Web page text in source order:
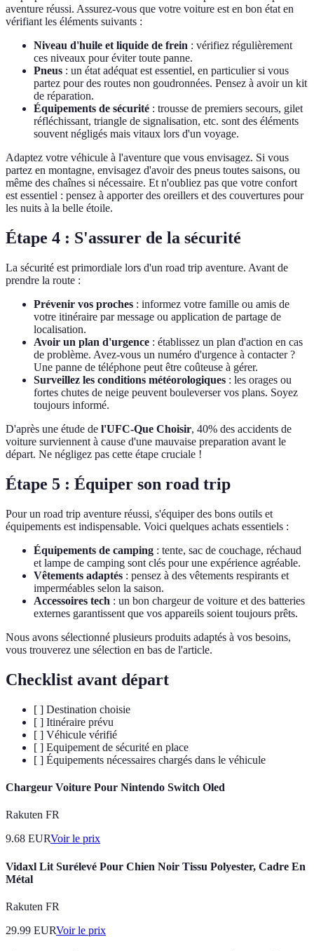
aventure réussi. Assurez-vous que votre voiture est en bon état en
vérifiant les éléments suivants :
Niveau d'huile et liquide de frein : vérifiez régulièrement
ces niveaux pour éviter toute panne.
Pneus : un état adéquat est essentiel, en particulier si vous
partez pour des routes non goudronnées. Pensez à avoir un kit
de réparation.
Équipements de sécurité : trousse de premiers secours, gilet
réfléchissant, triangle de signalisation, etc. sont des éléments
souvent négligés mais vitaux lors d'un voyage.
Adaptez votre véhicule à l'aventure que vous envisagez. Si vous
partez en montagne, envisagez d'avoir des pneus toutes saisons, ou
même des chaînes si nécessaire. Et n'oubliez pas que votre confort
est essentiel : pensez à apporter des oreillers et des couvertures pour
les nuits à la belle étoile.
Étape 4 : S'assurer de la sécurité
La sécurité est primordiale lors d'un road trip aventure. Avant de
prendre la route :
Prévenir vos proches : informez votre famille ou amis de
votre itinéraire par message ou application de partage de
localisation.
Avoir un plan d'urgence : établissez un plan d'action en cas
de problème. Avez-vous un numéro d'urgence à contacter ?
Une panne de téléphone peut être coûteuse à gérer.
Surveillez les conditions météorologiques : les orages ou
fortes chutes de neige peuvent bouleverser vos plans. Soyez
toujours informé.
D'après une étude de l'UFC-Que Choisir, 40% des accidents de
voiture surviennent à cause d'une mauvaise preparation avant le
départ. Ne négligez pas cette étape cruciale !
Étape 5 : Équiper son road trip
Pour un road trip aventure réussi, s'équiper des bons outils et
équipements est indispensable. Voici quelques achats essentiels :
Équipements de camping : tente, sac de couchage, réchaud
et lampe de camping sont clés pour une expérience agréable.
Vêtements adaptés : pensez à des vêtements respirants et
imperméables selon la saison.
Accessoires tech : un bon chargeur de voiture et des batteries
externes garantissent que vos appareils soient toujours prêts.
Nous avons sélectionné plusieurs produits adaptés à vos besoins,
vous trouverez une sélection en bas de l'article.
Checklist avant départ
[ ] Destination choisie
[ ] Itinéraire prévu
[ ] Véhicule vérifié
[ ] Equipement de sécurité en place
[ ] Équipements nécessaires chargés dans le véhicule
Chargeur Voiture Pour Nintendo Switch Oled
Rakuten FR
9.68 EURVoir le prix
Vidaxl Lit Surélevé Pour Chien Noir Tissu Polyester, Cadre En
Métal
Rakuten FR
29.99 EURVoir le prix